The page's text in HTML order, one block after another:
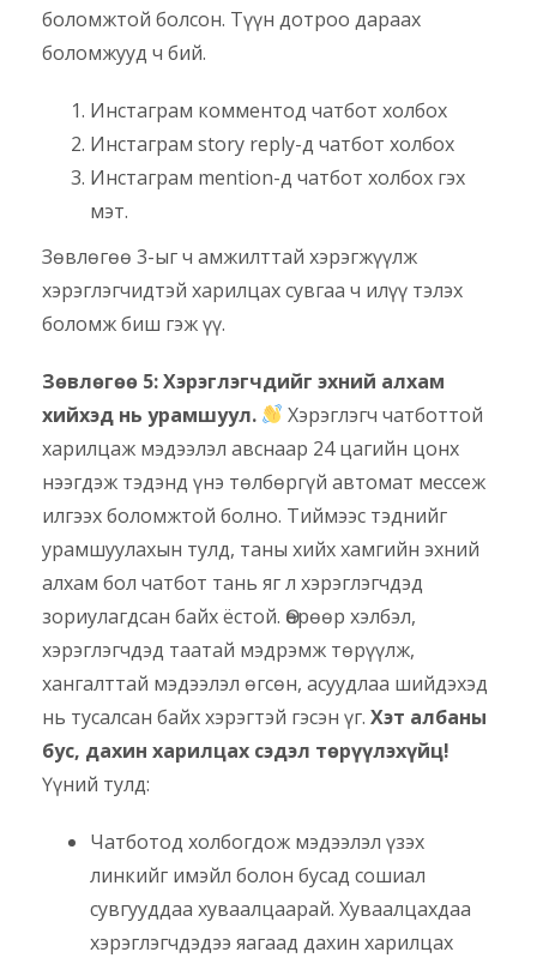
боломжтой болсон. Түүн дотроо дараах
боломжууд ч бий.
Инстаграм комментод чатбот холбох
Инстаграм story reply-д чатбот холбох
Инстаграм mention-д чатбот холбох гэх
мэт.
Зөвлөгөө 3-ыг ч амжилттай хэрэгжүүлж
хэрэглэгчидтэй харилцах сувгаа ч илүү тэлэх
боломж биш гэж үү.
Зөвлөгөө 5: Хэрэглэгчдийг эхний алхам
хийхэд нь урамшуул.
Хэрэглэгч чатботтой
харилцаж мэдээлэл авснаар 24 цагийн цонх
нээгдэж тэдэнд үнэ төлбөргүй автомат мессеж
илгээх боломжтой болно. Тиймээс тэднийг
урамшуулахын тулд, таны хийх хамгийн эхний
алхам бол чатбот тань яг л хэрэглэгчдэд
зориулагдсан байх ёстой. Өөрөөр хэлбэл,
хэрэглэгчдэд таатай мэдрэмж төрүүлж,
хангалттай мэдээлэл өгсөн, асуудлаа шийдэхэд
нь тусалсан байх хэрэгтэй гэсэн үг. Хэт албаны
бус, дахин харилцах сэдэл төрүүлэхүйц!
Үүний тулд:
Чатботод холбогдож мэдээлэл үзэх
линкийг имэйл болон бусад сошиал
сувгууддаа хуваалцаарай. Хуваалцахдаа
хэрэглэгчдэдээ яагаад дахин харилцах